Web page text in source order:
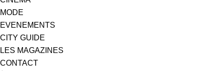
MODE
EVENEMENTS
CITY GUIDE
LES MAGAZINES
CONTACT